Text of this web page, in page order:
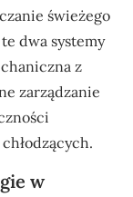
świeżego
dwa systemy
z
zarządzanie
w